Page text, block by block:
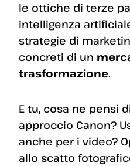
le ottiche di terze
intelligenza
strategie di
concreti di un
trasformazione.
E tu, cosa ne pensi
approccio Canon?
anche per i video?
allo scatto